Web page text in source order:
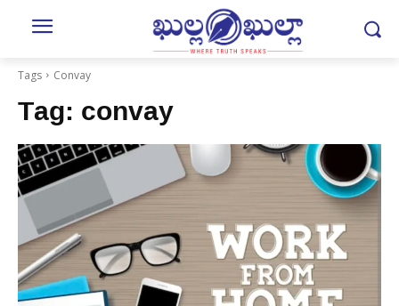
Tags Convay
Tag:convay